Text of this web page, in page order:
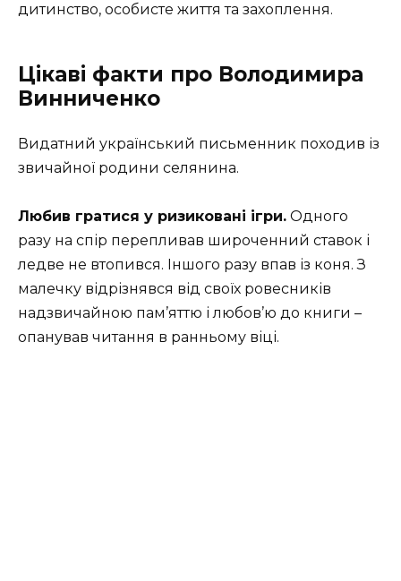
дитинство, особисте життя та захоплення.
Цікаві факти про Володимира
Винниченко
Видатний український письменник походив із
звичайної родини селянина.
Любив гратися у ризиковані ігри. Одного
разу на спір перепливав широченний ставок і
ледве не втопився. Іншого разу впав із коня. З
малечку відрізнявся від своїх ровесників
надзвичайною пам’яттю і любов’ю до книги –
опанував читання в ранньому віці.